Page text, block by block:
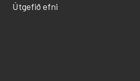
Útgefið efni